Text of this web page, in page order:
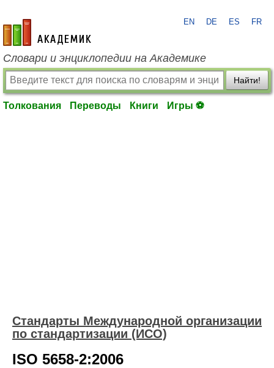
academic.ru
EN DE ES FR
Словари и энциклопедии на Академике
Найти!
Толкования Переводы Книги Игры ⚽
Стандарты Международной организации
по стандартизации (ИСО)
ISO 5658-2:2006